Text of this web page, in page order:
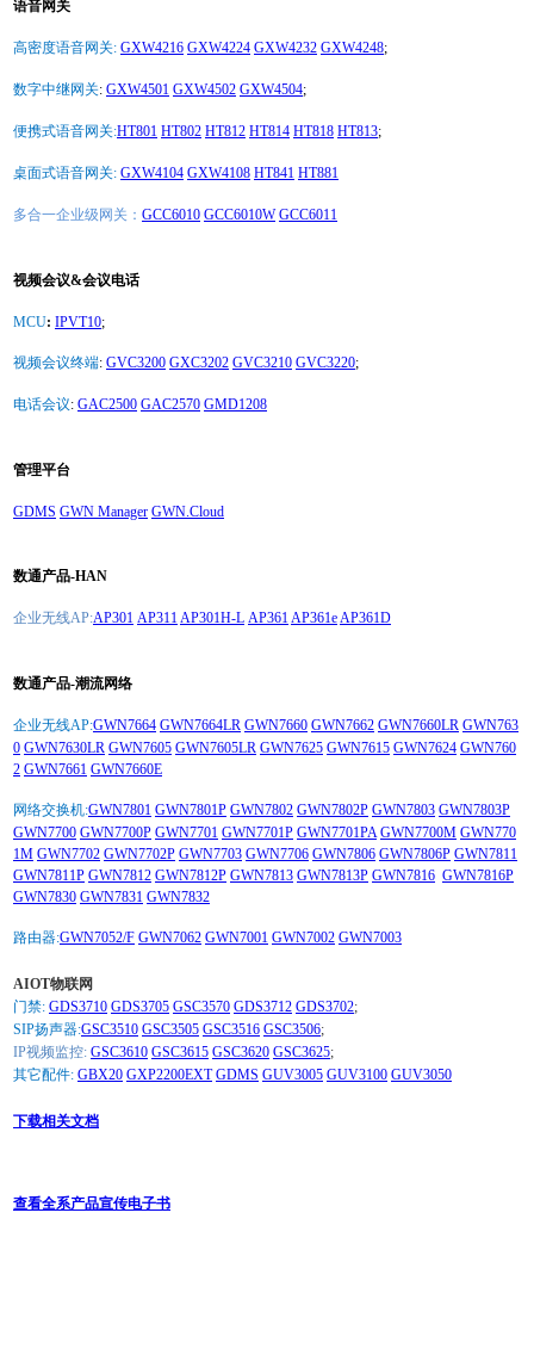
语音网关
高密度语音网关: GXW4216 GXW4224 GXW4232 GXW4248;
数字中继网关: GXW4501 GXW4502 GXW4504;
便携式语音网关:HT801 HT802 HT812 HT814 HT818 HT813;
桌面式语音网关: GXW4104 GXW4108 HT841 HT881
多合一企业级网关： GCC6010 GCC6010W GCC6011
视频会议&会议电话
MCU: IPVT10;
视频会议终端: GVC3200 GXC3202 GVC3210 GVC3220;
电话会议: GAC2500 GAC2570 GMD1208
管理平台
GDMS GWN Manager GWN.Cloud
数通产品-HAN
企业无线AP:AP301 AP311AP301H-L AP361AP361eAP361D
数通产品-潮流网络
企业无线AP:GWN7664 GWN7664LR GWN7660 GWN7662 GWN7660LR GWN763
0 GWN7630LR GWN7605 GWN7605LR GWN7625 GWN7615 GWN7624 GWN760
2 GWN7661 GWN7660E
网络交换机:GWN7801 GWN7801P GWN7802 GWN7802P GWN7803 GWN7803P
GWN7700 GWN7700P GWN7701 GWN7701P GWN7701PA GWN7700M GWN770
1M GWN7702 GWN7702P GWN7703 GWN7706 GWN7806 GWN7806P GWN7811
GWN7811P GWN7812 GWN7812P GWN7813 GWN7813P GWN7816 GWN7816P
GWN7830 GWN7831 GWN7832
路由器:GWN7052/F GWN7062 GWN7001 GWN7002 GWN7003
AIOT物联网
门禁: GDS3710 GDS3705 GSC3570 GDS3712 GDS3702;
SIP扬声器:GSC3510 GSC3505 GSC3516 GSC3506;
IP视频监控: GSC3610 GSC3615 GSC3620 GSC3625;
其它配件: GBX20 GXP2200EXT GDMS GUV3005 GUV3100 GUV3050
下载相关文档
查看全系产品宣传电子书